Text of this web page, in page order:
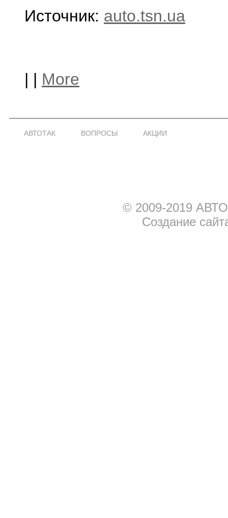
Источник: auto.tsn.ua
| | More
АВТОТАК ВОПРОСЫ АКЦИИ
© 2009-2019
Создание